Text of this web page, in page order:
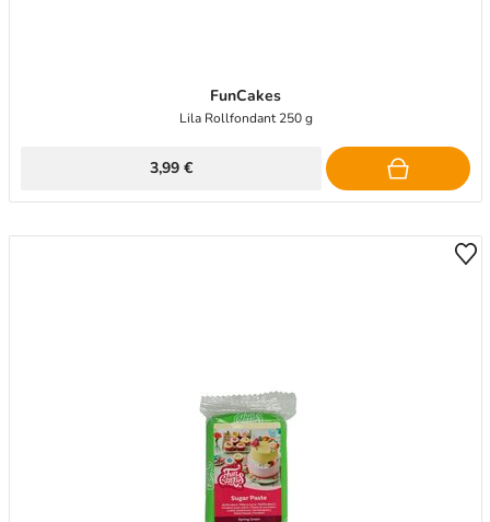
FunCakes
Lila Rollfondant 250 g
3,99 €